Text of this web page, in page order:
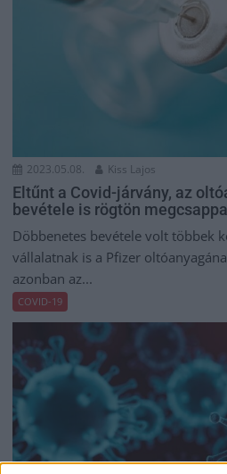
2023.05.08. Kiss Lajos
Eltűnt a Covid-járvány, az
bevétele is rögtön
Döbbenetes bevétele volt többek
vállalatnak is a Pfizer
azonban az...
COVID-19